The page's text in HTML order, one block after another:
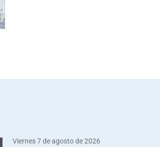
Viernes 7 de agosto de 2026